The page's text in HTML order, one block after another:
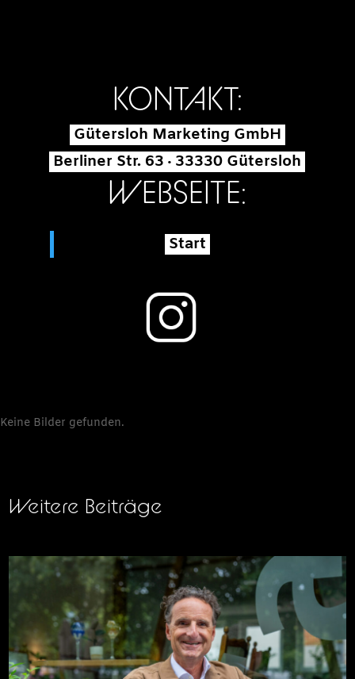
KONTAKT:
Gütersloh Marketing GmbH
Berliner Str. 63 · 33330 Gütersloh
WEBSEITE:
Start
Keine Bilder gefunden.
Weitere Beiträge